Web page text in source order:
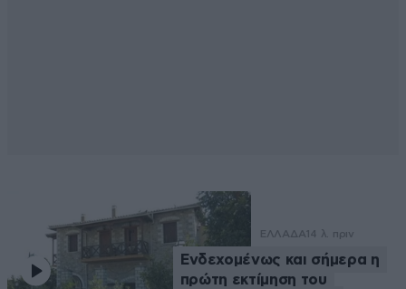
ΕΛΛΑΔΑ 14 λ. πριν
Ενδεχομένως και σήμερα η
πρώτη εκτίμηση του